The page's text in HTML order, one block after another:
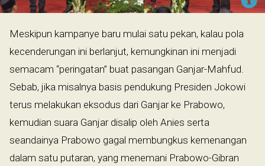
Meskipun kampanye baru mulai satu pekan, kalau pola
kecenderungan ini berlanjut, kemungkinan ini menjadi
semacam “peringatan” buat pasangan Ganjar-Mahfud.
Sebab, jika misalnya basis pendukung Presiden Jokowi
terus melakukan eksodus dari Ganjar ke Prabowo,
kemudian suara Ganjar disalip oleh Anies serta
seandainya Prabowo gagal membungkus kemenangan
dalam satu putaran, yang menemani Prabowo-Gibran